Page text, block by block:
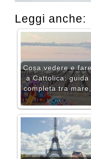
Leggi anche:
Cosa vedere e fare
a Cattolica: guida
completa tra mare,
…